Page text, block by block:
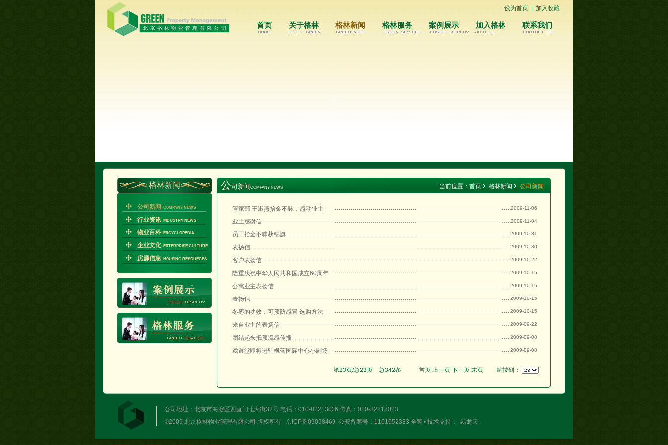
设为首页 加入收藏
首页 关于格林 格林新闻 格林服务 案例展示 加入格林 联系我们
格林新闻
公司新闻 COMPANY NEWS
行业资讯 INDUSTRY NEWS
物业百科 ENCYCLOPEDIA
企业文化 ENTERPRISE CULTURE
房源信息 HOUSING RESOUECES
公司新闻COMPANY NEWS 当前位置： 首页 格林新闻 公司新闻
2009-11-06
管家部-王淑燕拾金不昧，感动业主
2009-11-04
业主感谢信
2009-10-31
员工拾金不昧获锦旗
2009-10-30
表扬信
2009-10-22
客户表扬信
2009-10-15
隆重庆祝中华人民共和国成立60周年
2009-10-15
公寓业主表扬信
2009-10-15
表扬信
2009-10-15
冬枣的功效：可预防感冒 选购方法
2009-09-22
来自业主的表扬信
2009-09-08
团结起来抵预流感传播
2009-09-08
戏逍堂即将进驻枫蓝国际中心小剧场
第23页/总23页 总342条 首页 上一页 下一页 末页 跳转到：
公司地址：北京市海淀区西直门北大街32号 电话：010-82213036 传真：010-82213023
©2009 北京格林物业管理有限公司 版权所有
京ICP备09098469 公安备案号：1101052383 全案 • 技术支持： 易龙天